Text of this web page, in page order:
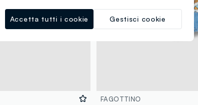
FAGOTTINO
Gestisci cookie
Accetta tutti i cookie